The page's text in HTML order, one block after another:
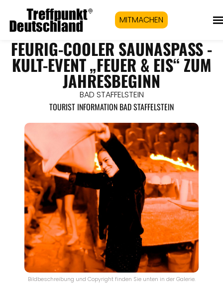
MITMACHEN
FEURIG-COOLER SAUNASPASS - K
ULT-EVENT „FEUER & EIS“ ZUM J
AHRESBEGINN
BAD STAFFELSTEIN
TOURIST INFORMATION BAD STAFFELSTEIN
Bildbeschreibung und Copyright finden Sie unten in der Galerie.